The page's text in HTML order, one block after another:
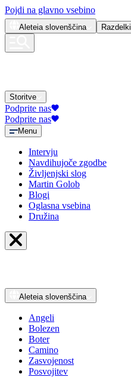
Pojdi na glavno vsebino
Aleteia slovenščina Razdelki
Storitve
Podprite nas
Podprite nas
Menu
Intervju
Navdihujoče zgodbe
Življenjski slog
Martin Golob
Blogi
Oglasna vsebina
Družina
Aleteia slovenščina
Angeli
Bolezen
Boter
Camino
Zasvojenost
Posvojitev